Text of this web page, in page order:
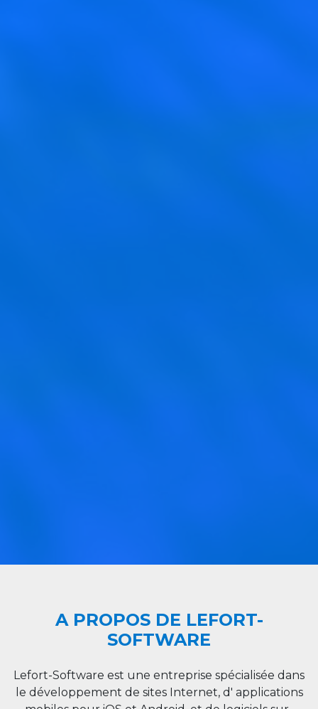
A PROPOS DE LEFORT-
SOFTWARE
Lefort-Software est une entreprise spécialisée dans
le développement de sites Internet, d' applications